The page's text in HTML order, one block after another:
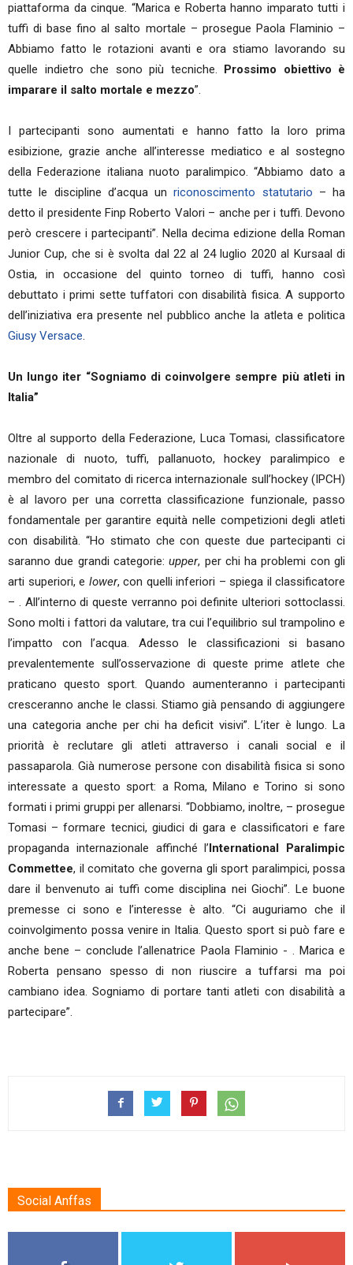
piattaforma da cinque. “Marica e Roberta hanno imparato tutti i
tuffi di base fino al salto mortale – prosegue Paola Flaminio –
Abbiamo fatto le rotazioni avanti e ora stiamo lavorando su
quelle indietro che sono più tecniche. Prossimo obiettivo è
imparare il salto mortale e mezzo”.
I partecipanti sono aumentati e hanno fatto la loro prima
esibizione, grazie anche all’interesse mediatico e al sostegno
della Federazione italiana nuoto paralimpico. “Abbiamo dato a
tutte le discipline d’acqua unriconoscimento statutario – ha
detto il presidente Finp Roberto Valori – anche per i tuffi. Devono
però crescere i partecipanti”. Nella decima edizione della Roman
Junior Cup, che si è svolta dal 22 al 24 luglio 2020 al Kursaal di
Ostia, in occasione del quinto torneo di tuffi, hanno così
debuttato i primi sette tuffatori con disabilità fisica. A supporto
dell’iniziativa era presente nel pubblico anche la atleta e politica
Giusy Versace.
Un lungo iter “Sogniamo di coinvolgere sempre più atleti in
Italia”
Oltre al supporto della Federazione, Luca Tomasi, classificatore
nazionale di nuoto, tuffi, pallanuoto, hockey paralimpico e
membro del comitato di ricerca internazionale sull’hockey (IPCH)
è al lavoro per una corretta classificazione funzionale, passo
fondamentale per garantire equità nelle competizioni degli atleti
con disabilità. “Ho stimato che con queste due partecipanti ci
saranno due grandi categorie:upper, per chi ha problemi con gli
arti superiori, e lower, con quelli inferiori – spiega il classificatore
– . All’interno di queste verranno poi definite ulteriori sottoclassi.
Sono molti i fattori da valutare, tra cui l’equilibrio sul trampolino e
l’impatto con l’acqua. Adesso le classificazioni si basano
prevalentemente sull’osservazione di queste prime atlete che
praticano questo sport. Quando aumenteranno i partecipanti
cresceranno anche le classi. Stiamo già pensando di aggiungere
una categoria anche per chi ha deficit visivi”. L’iter è lungo. La
priorità è reclutare gli atleti attraverso i canali social e il
passaparola. Già numerose persone con disabilità fisica si sono
interessate a questo sport: a Roma, Milano e Torino si sono
formati i primi gruppi per allenarsi. “Dobbiamo, inoltre, – prosegue
Tomasi – formare tecnici, giudici di gara e classificatori e fare
propaganda internazionale affinché l’International Paralimpic
Commettee, il comitato che governa gli sport paralimpici, possa
dare il benvenuto ai tuffi come disciplina nei Giochi”. Le buone
premesse ci sono e l’interesse è alto. “Ci auguriamo che il
coinvolgimento possa venire in Italia. Questo sport si può fare e
anche bene – conclude l’allenatrice Paola Flaminio - . Marica e
Roberta pensano spesso di non riuscire a tuffarsi ma poi
cambiano idea. Sogniamo di portare tanti atleti con disabilità a
partecipare”.
Social Anffas